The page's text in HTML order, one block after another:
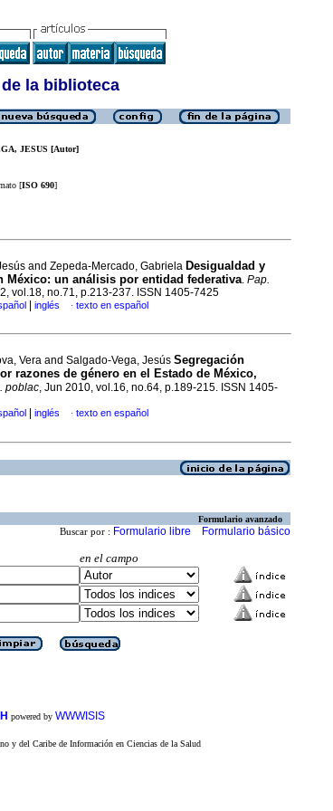
la biblioteca
JESUS [Autor]
[ISO 690]
and Zepeda-Mercado, Gabriela Desigualdad y
México: un análisis por entidad federativa. Pap.
vol.18, no.71, p.213-237. ISSN 1405-7425
inglés · texto en español
Vera and Salgado-Vega, Jesús Segregación
razones de género en el Estado de México,
poblac, Jun 2010, vol.16, no.64, p.189-215. ISSN 1405-
inglés · texto en español
Formulario avanzado
Buscar por : Formulario libre Formulario básico
en el campo
powered by WWWISIS
y del Caribe de Información en Ciencias de la Salud